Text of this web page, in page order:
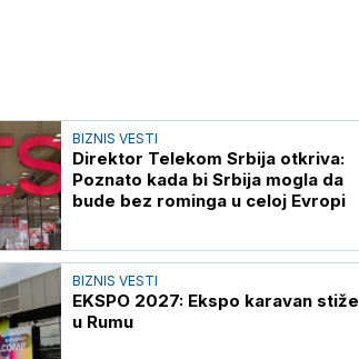
BIZNIS VESTI
Direktor Telekom Srbija otkriva:
Poznato kada bi Srbija mogla da
bude bez rominga u celoj Evropi
BIZNIS VESTI
EKSPO 2027: Ekspo karavan stiže
u Rumu